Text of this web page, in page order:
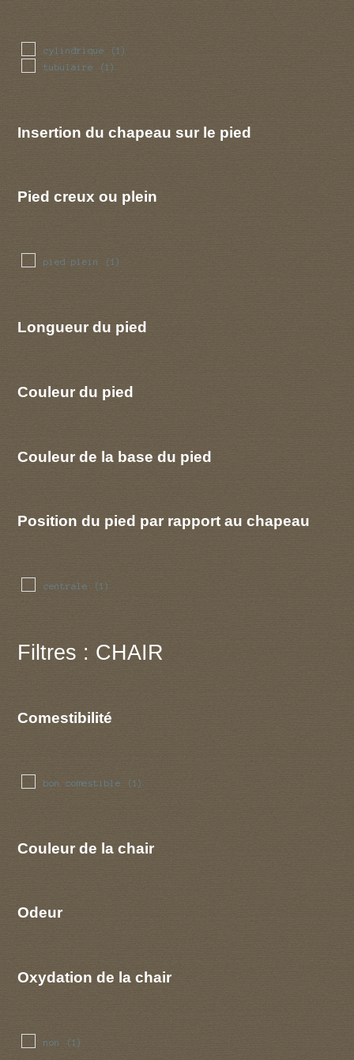
cylindrique (1)
tubulaire (1)
Insertion du chapeau sur le pied
Pied creux ou plein
pied plein (1)
Longueur du pied
Couleur du pied
Couleur de la base du pied
Position du pied par rapport au chapeau
centrale (1)
Filtres : CHAIR
Comestibilité
bon comestible (1)
Couleur de la chair
Odeur
Oxydation de la chair
non (1)